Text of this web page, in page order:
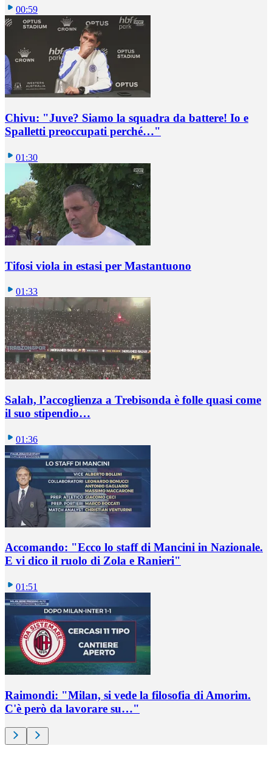
00:59
Chivu: "Juve? Siamo la squadra da battere! Io e
Spalletti preoccupati perché…"
01:30
Tifosi viola in estasi per Mastantuono
01:33
Salah, l’accoglienza a Trebisonda è folle quasi come
il suo stipendio…
01:36
Accomando: "Ecco lo staff di Mancini in Nazionale.
E vi dico il ruolo di Zola e Ranieri"
01:51
Raimondi: "Milan, si vede la filosofia di Amorim.
C'è però da lavorare su…"